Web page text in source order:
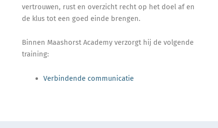
vertrouwen, rust en overzicht recht op het doel af en
de klus tot een goed einde brengen.
Binnen Maashorst Academy verzorgt hij de volgende
training:
Verbindende communicatie